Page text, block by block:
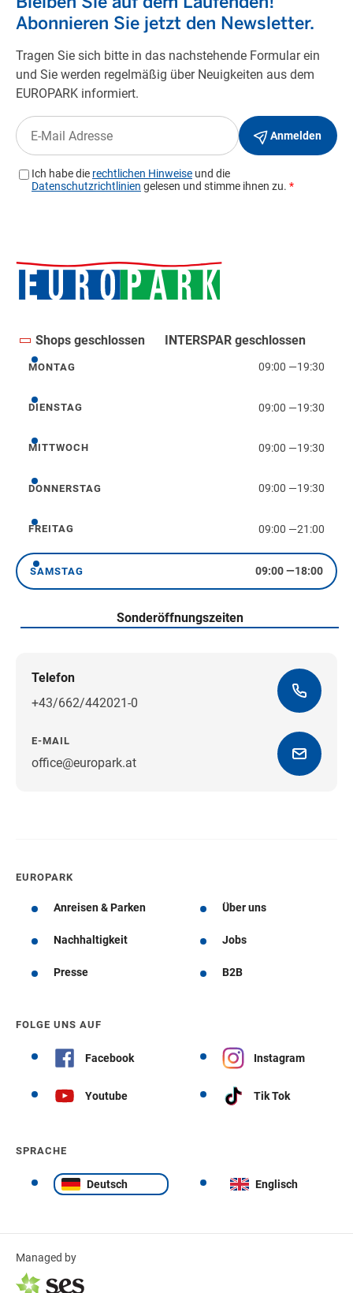
Shops geschlossen INTERSPAR geschlossen
Montag
MONTAG 09:00 —19:30
Dienstag
DIENSTAG 09:00 —19:30
Mittwoch
MITTWOCH 09:00 —19:30
Donnerstag
DONNERSTAG 09:00 —19:30
Freitag
FREITAG 09:00 —21:00
Samstag
SAMSTAG 09:00—18:00
Sonderöffnungszeiten
Telefon
+43/662/442021-0
E-MAIL
office@europark.atWegbeschreibung erhalten
EUROPARK
Anreisen & Parken Über uns
Nachhaltigkeit Jobs
Presse B2B
FOLGE UNS AUF
Facebook Instagram
Youtube Tik Tok
SPRACHE
Deutsch Englisch
Managed by